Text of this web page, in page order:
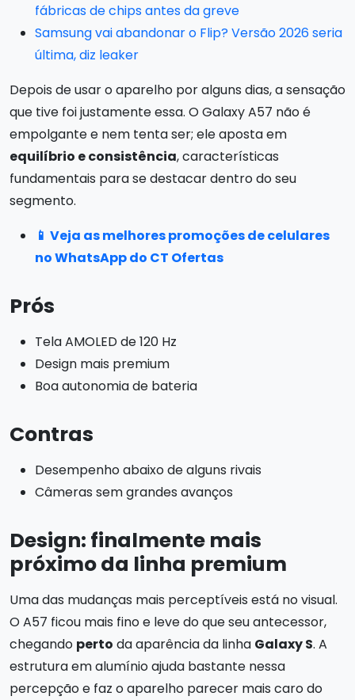
fábricas de chips antes da greve
Samsung vai abandonar o Flip? Versão 2026 seria
última, diz leaker
Depois de usar o aparelho por alguns dias, a sensação
que tive foi justamente essa. O Galaxy A57 não é
empolgante e nem tenta ser; ele aposta em
equilíbrio e consistência, características
fundamentais para se destacar dentro do seu
segmento.
📱 Veja as melhores promoções de celulares
no WhatsApp do CT Ofertas
Prós
Tela AMOLED de 120 Hz
Design mais premium
Boa autonomia de bateria
Contras
Desempenho abaixo de alguns rivais
Câmeras sem grandes avanços
Design: finalmente mais
próximo da linha premium
Uma das mudanças mais perceptíveis está no visual.
O A57 ficou mais fino e leve do que seu antecessor,
chegando perto da aparência da linha Galaxy S. A
estrutura em alumínio ajuda bastante nessa
percepção e faz o aparelho parecer mais caro do